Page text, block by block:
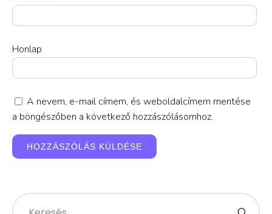
Honlap
A nevem, e-mail címem, és weboldalcímem mentése
a böngészőben a következő hozzászólásomhoz.